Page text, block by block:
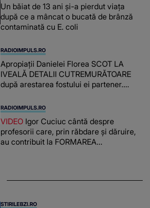
Un băiat de 13 ani și-a pierdut viața
după ce a mâncat o bucată de brânză
contaminată cu E. coli
RADIOIMPULS.RO
Apropiații Danielei Florea SCOT LA
IVEALĂ DETALII CUTREMURĂTOARE
după arestarea fostului ei partener.
românca ucisă în Italia și ascunsă în
lada unui pat: " Îmi pare rău că nu am
reușit să fac mai mult pentru ea și..."
RADIOIMPULS.RO
VIDEO Igor Cuciuc cântă despre
profesorii care, prin răbdare și dăruire,
au contribuit la FORMAREA
chiar și după trecerea anilor: "De
STIRILEBZI.RO